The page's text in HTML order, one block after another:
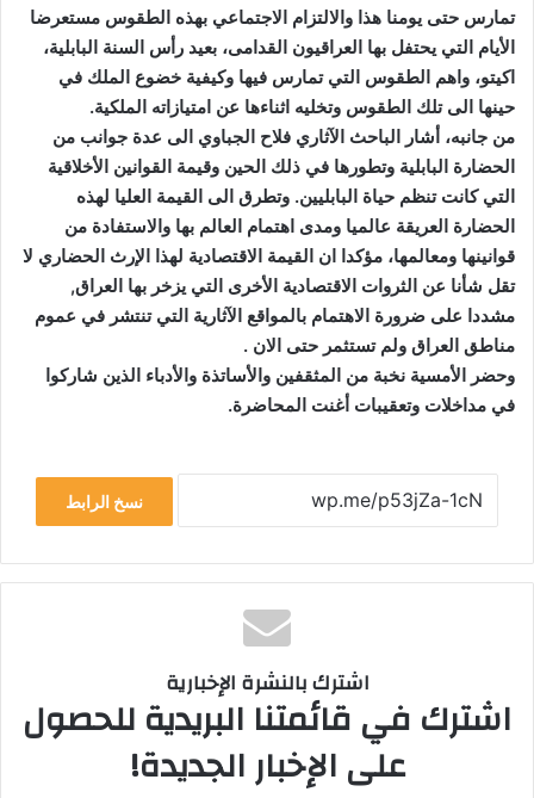
تمارس حتى يومنا هذا والالتزام الاجتماعي بهذه الطقوس مستعرضا
الأيام التي يحتفل بها العراقيون القدامى، بعيد رأس السنة البابلية،
اكيتو، واهم الطقوس التي تمارس فيها وكيفية خضوع الملك في
حينها الى تلك الطقوس وتخليه اثناءها عن امتيازاته الملكية.
من جانبه، أشار الباحث الآثاري فلاح الجباوي الى عدة جوانب من
الحضارة البابلية وتطورها في ذلك الحين وقيمة القوانين الأخلاقية
التي كانت تنظم حياة البابليين. وتطرق الى القيمة العليا لهذه
الحضارة العريقة عالميا ومدى اهتمام العالم بها والاستفادة من
قوانينها ومعالمها، مؤكدا ان القيمة الاقتصادية لهذا الإرث الحضاري لا
تقل شأنا عن الثروات الاقتصادية الأخرى التي يزخر بها العراق,
مشددا على ضرورة الاهتمام بالمواقع الآثارية التي تنتشر في عموم
مناطق العراق ولم تستثمر حتى الان .
وحضر الأمسية نخبة من المثقفين والأساتذة والأدباء الذين شاركوا
في مداخلات وتعقيبات أغنت المحاضرة.
نسخ الرابط
اشترك بالنشرة الإخبارية
اشترك في قائمتنا البريدية للحصول
على الإخبار الجديدة!